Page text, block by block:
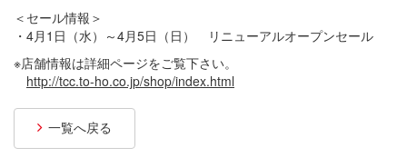
サイトマップ
＜セール情報＞
・4月1日（水）～4月5日（日） リニューアルオープンセール
※店舗情報は詳細ページをご覧下さい。
http://tcc.to-ho.co.jp/shop/index.html
一覧へ戻る